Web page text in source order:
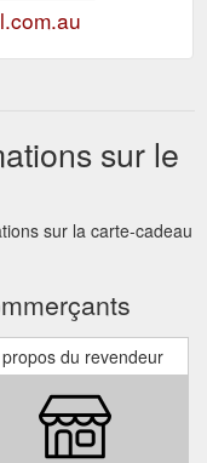
sur le
sur la carte-cadeau
du revendeur